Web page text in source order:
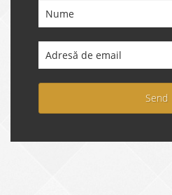
Send